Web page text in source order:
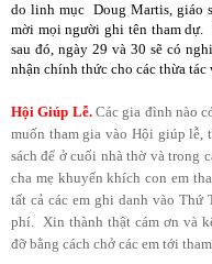
do linh mục Doug Martis, giáo
mời mọi người ghi tên tham
sau đó, ngày 29 và 30 sẽ có
nhận chính thức cho các thừa
Hội Giúp Lễ. Các gia đình nào
muốn tham gia vào Hội giúp lễ,
sách để ở cuối nhà thờ và trong
cha mẹ khuyến khích con em
tất cả các em ghi danh vào
phí. Xin thành thật cám ơn và
đỡ bằng cách chở các em tới